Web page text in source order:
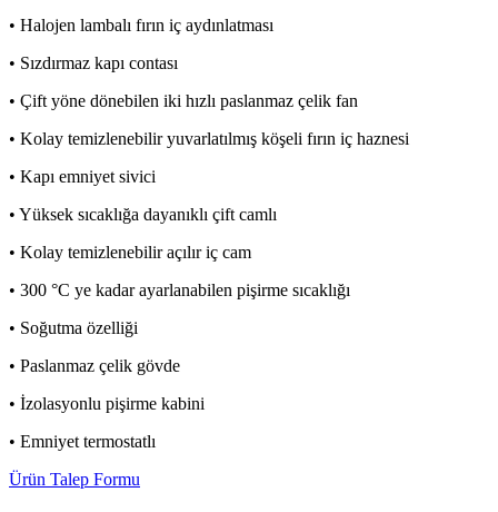
• Halojen lambalı fırın iç aydınlatması
• Sızdırmaz kapı contası
• Çift yöne dönebilen iki hızlı paslanmaz çelik fan
• Kolay temizlenebilir yuvarlatılmış köşeli fırın iç haznesi
• Kapı emniyet sivici
• Yüksek sıcaklığa dayanıklı çift camlı
• Kolay temizlenebilir açılır iç cam
• 300 °C ye kadar ayarlanabilen pişirme sıcaklığı
• Soğutma özelliği
• Paslanmaz çelik gövde
• İzolasyonlu pişirme kabini
• Emniyet termostatlı
Ürün Talep Formu